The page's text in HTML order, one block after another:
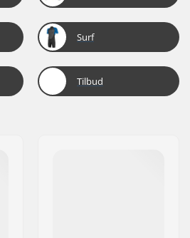
Surf
Tilbud